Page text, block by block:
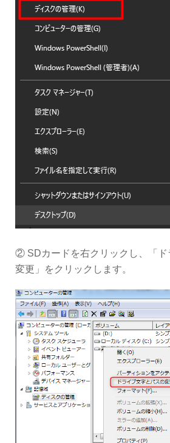
② SDカードを右クリックし、「ド
変更」をクリックします。